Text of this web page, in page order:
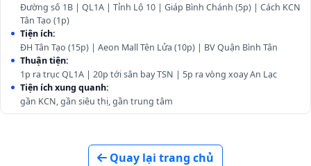
Đường số 1B | QL1A | Tỉnh Lộ 10 | Giáp Bình Chánh (5p) | Cách KCN
Tân Tạo (1p)
Tiện ích:
ĐH Tân Tạo (15p) | Aeon Mall Tên Lửa (10p) | BV Quận Bình Tân
Thuận tiện:
1p ra trục QL1A | 20p tới sân bay TSN | 5p ra vòng xoay An Lạc
Tiện ích xung quanh:
gần KCN, gần siêu thị, gần trung tâm
Quay lại trang chủ